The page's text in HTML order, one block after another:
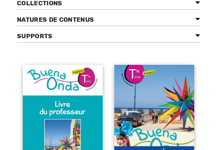
COLLECTIONS
NATURES DE CONTENUS
SUPPORTS